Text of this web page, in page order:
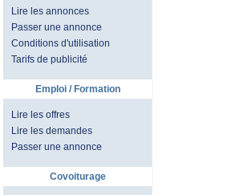
Lire les annonces
Passer une annonce
Conditions d'utilisation
Tarifs de publicité
Emploi / Formation
Lire les offres
Lire les demandes
Passer une annonce
Covoiturage